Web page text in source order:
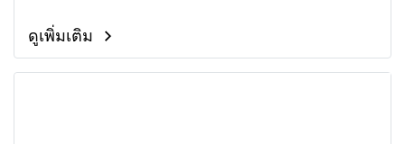
ดูเพิ่มเติม